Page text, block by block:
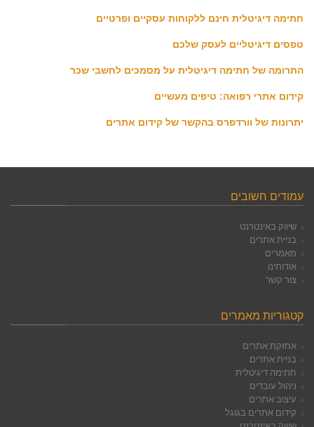
חתימה דיגיטלית חינם ללקוחות עסקיים ופרטיים
טפסים דיגיטליים לעסק שלכם
התרומה של חתימה דיגיטלית על מסמכים לחשבי שכר
קידום אתרי רפואה: טיפים מעשיים
יתרונות של וורדפרס בהקשר של קידום אתרים
עמודים חשובים
שיווק באינטרנט
בניית אתרים
מאמרים
אודותינו
צור קשר
קטגוריות מאמרים
אחזקת אתרים
בניית אתרים
חתימה דיגיטלית
ניהול עובדים
עיצוב אתרים
קידום אתרים בגוגל